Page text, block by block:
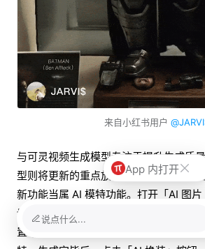
来自小红书用户
与可灵视频生成模型专注于提升生成质
型则将更新的重点放在了拓展功能上。
新功能当属 AI 模特功能。打开「AI 图
切换到「AI 试衣」功能，通过详细的文
置 (例如性别、年龄、身材等) 来生成一
说点什么...
App 内打开